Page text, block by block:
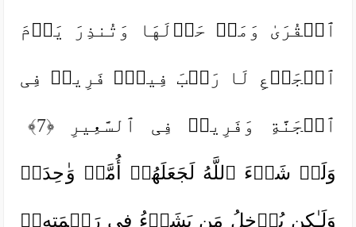
ٱلۡقُرَىٰ وَمَنۡ حَوۡلَهَا وَتُنذِرَ یَوۡمَ
ٱلۡجَمۡعِ لَا رَیۡبَ فِیهِۚ فَرِیقࣱ فِی
ٱلۡجَنَّةِ وَفَرِیقࣱ فِی ٱلسَّعِیرِ ﴿7﴾
وَلَوۡ شَاۤءَ ٱللَّهُ لَجَعَلَهُمۡ أُمَّةࣰ وَ ٰ⁠حِدَةࣰ
وَلَـٰكِن یُدۡخِلُ مَن یَشَاۤءُ فِی رَحۡمَتِهِۦۚ